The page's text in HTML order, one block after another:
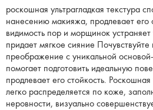
роскошная ультрагладкая текстура
нанесению макияжа, продлевает его
видимость пор и морщинок устраняет
придает мягкое сияние
преображение с уникальной
помогает подготовить идеальную
продлевает его стойкость. Роскошная
легко распределяется по коже,
неровности, визуально